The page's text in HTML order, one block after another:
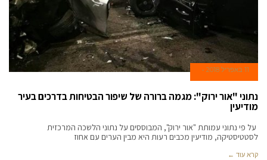
11 באפריל 2018
נתוני "אור ירוק": מגמה ברורה של שיפור הבטיחות בדרכים בעיר
מודיעין
על פי נתוני עמותת "אור ירוק", המבוססים על נתוני הלשכה המרכזית
לסטטיסטיקה, מודיעין מכבים רעות היא מבין הערים עם אחוז
קרא עוד ←